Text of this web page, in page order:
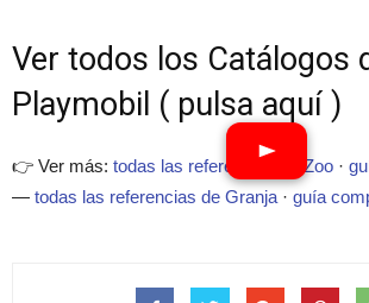
Ver todos los Catálogos
Playmobil ( pulsa aquí )
👉 Ver más: todas las referencias de Zoo ·
— todas las referencias de Granja · guía